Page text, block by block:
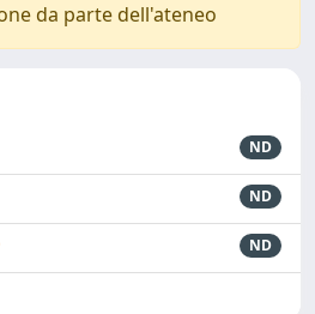
da parte dell'ateneo
ND
ND
ND